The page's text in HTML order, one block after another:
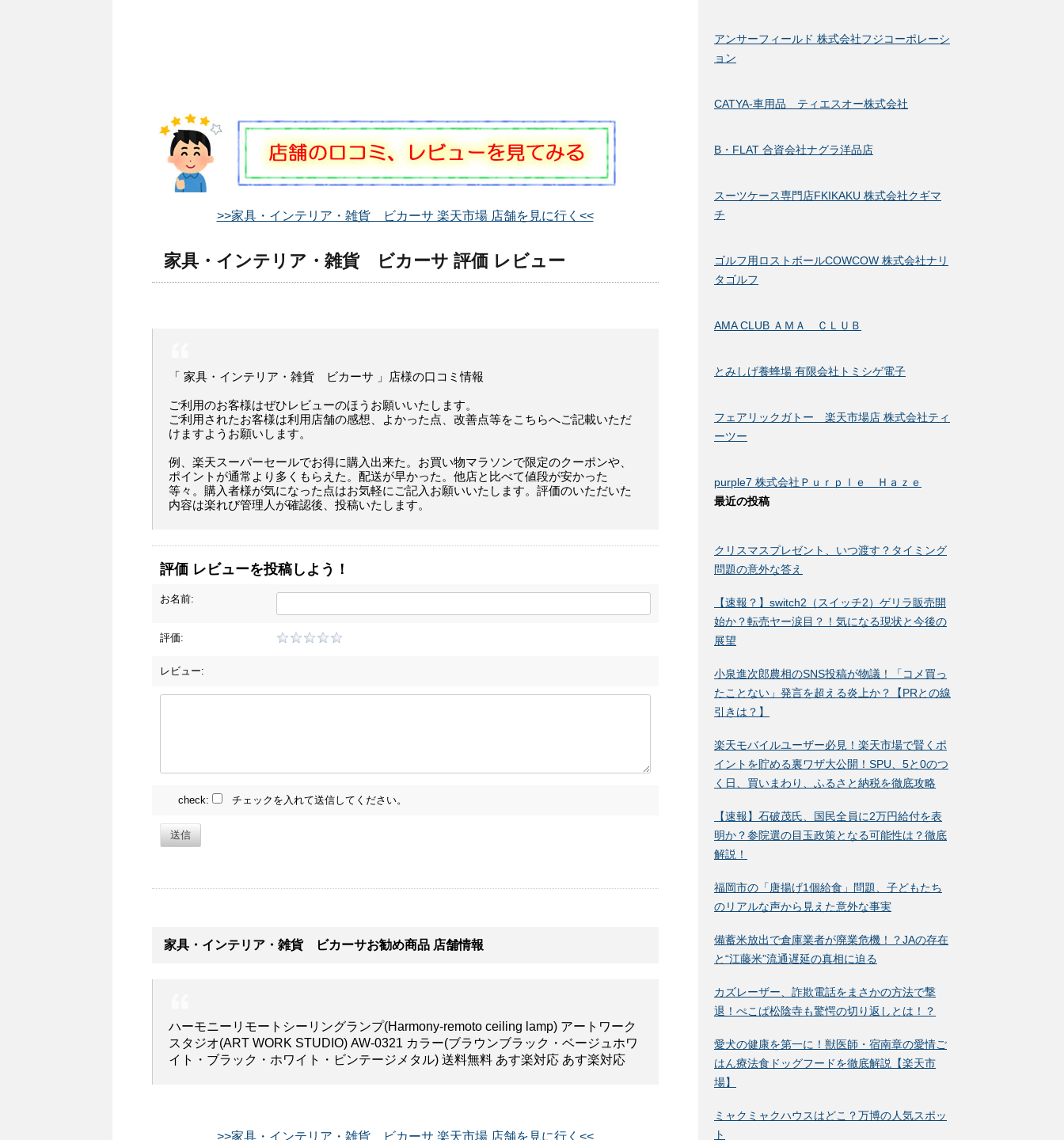
>>家具・インテリア・雑貨 ビカーサ 楽天市場 店舗を見に行く<<
家具・インテリア・雑貨 ビカーサ 評価 レビュー
「 家具・インテリア・雑貨 ビカーサ 」店様の口コミ情報
ご利用のお客様はぜひレビューのほうお願いいたします。
ご利用されたお客様は利用店舗の感想、よかった点、改善点等をこちらへご記載いただ
けますようお願いします。
例、楽天スーパーセールでお得に購入出来た。お買い物マラソンで限定のクーポンや、
ポイントが通常より多くもらえた。配送が早かった。他店と比べて値段が安かった
等々。購入者様が気になった点はお気軽にご記入お願いいたします。評価のいただいた
内容は楽れび管理人が確認後、投稿いたします。
評価 レビューを投稿しよう！
お名前:
評価:
レビュー:
check: チェックを入れて送信してください。
送信
家具・インテリア・雑貨 ビカーサお勧め商品 店舗情報
ハーモニーリモートシーリングランプ(Harmony-remoto ceiling lamp) アートワーク
スタジオ(ART WORK STUDIO) AW-0321 カラー(ブラウンブラック・ベージュホワ
イト・ブラック・ホワイト・ビンテージメタル) 送料無料 あす楽対応 あす楽対応
>>家具・インテリア・雑貨 ビカーサ 楽天市場 店舗を見に行く<<
アンサーフィールド 株式会社フジコーポレーシ
ョン
CATYA-車用品 ティエスオー株式会社
B・FLAT 合資会社ナグラ洋品店
スーツケース専門店FKIKAKU 株式会社クギマ
チ
ゴルフ用ロストボールCOWCOW 株式会社ナリ
タゴルフ
AMA CLUB ＡＭＡ ＣＬＵＢ
とみしげ養蜂場 有限会社トミシゲ電子
フェアリックガトー 楽天市場店 株式会社ティ
ーツー
purple7 株式会社Ｐｕｒｐｌｅ Ｈａｚｅ
最近の投稿
クリスマスプレゼント、いつ渡す？タイミング
問題の意外な答え
【速報？】switch2（スイッチ2）ゲリラ販売開
始か？転売ヤー涙目？！気になる現状と今後の
展望
小泉進次郎農相のSNS投稿が物議！「コメ買っ
たことない」発言を超える炎上か？【PRとの線
引きは？】
楽天モバイルユーザー必見！楽天市場で賢くポ
イントを貯める裏ワザ大公開！SPU、5と0のつ
く日、買いまわり、ふるさと納税を徹底攻略
【速報】石破茂氏、国民全員に2万円給付を表
明か？参院選の目玉政策となる可能性は？徹底
解説！
福岡市の「唐揚げ1個給食」問題、子どもたち
のリアルな声から見えた意外な事実
備蓄米放出で倉庫業者が廃業危機！？JAの存在
と“江藤米”流通遅延の真相に迫る
カズレーザー、詐欺電話をまさかの方法で撃
退！ぺこぱ松陰寺も驚愕の切り返しとは！？
愛犬の健康を第一に！獣医師・宿南章の愛情ご
はん療法食ドッグフードを徹底解説【楽天市
場】
ミャクミャクハウスはどこ？万博の人気スポッ
ト